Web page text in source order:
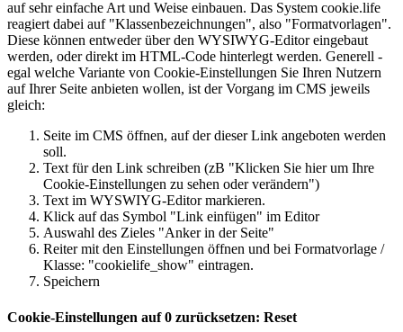
auf sehr einfache Art und Weise einbauen. Das System cookie.life
reagiert dabei auf "Klassenbezeichnungen", also "Formatvorlagen".
Diese können entweder über den WYSIWYG-Editor eingebaut
werden, oder direkt im HTML-Code hinterlegt werden. Generell -
egal welche Variante von Cookie-Einstellungen Sie Ihren Nutzern
auf Ihrer Seite anbieten wollen, ist der Vorgang im CMS jeweils
gleich:
Seite im CMS öffnen, auf der dieser Link angeboten werden
soll.
Text für den Link schreiben (zB "Klicken Sie hier um Ihre
Cookie-Einstellungen zu sehen oder verändern")
Text im WYSWIYG-Editor markieren.
Klick auf das Symbol "Link einfügen" im Editor
Auswahl des Zieles "Anker in der Seite"
Reiter mit den Einstellungen öffnen und bei Formatvorlage /
Klasse: "cookielife_show" eintragen.
Speichern
Cookie-Einstellungen auf 0 zurücksetzen: Reset